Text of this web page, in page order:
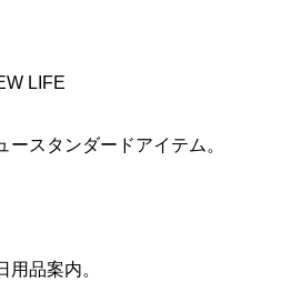
LIFE
スタンダードアイテム。
品案内。